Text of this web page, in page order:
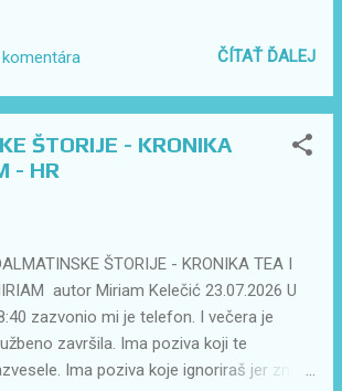
Kad se kaže "otišli su" Turizam
nauči jednu stvar. Nikad. Ali baš nikad. Ne
rečenici: "Otišli su." 10:30. Tea vuče
Dolazi pred apartman. A unutra...
doručkuju. Jedu. Piju. Lagano nose
Odgovor: "Jesu." Jebote... Pa jesu.
što još nisu. Tea meni piše: "Indira.. oni
još unutra." Miriam pak piše Indiri. "Zašto
izašli?" Indira: "Jesu." Ja: "Pa nisu." U
trenutku više nisam znala jel' ja luda, Tea
ČÍTAŤ ĎALEJ
ŠTORIJE - KRONIKA
- HR
ŠTORIJE - KRONIKA TEA I
autor Miriam Kelečić 23.07.2026 U
zazvonio mi je telefon. I večera je
završila. Ima poziva koji te
Ima poziva koje ignoriraš jer znaš